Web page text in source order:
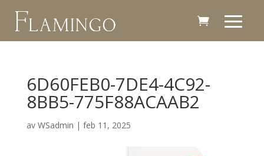
6D60FEB0-7DE4-4C92-
8BB5-775F88ACAAB2
av WSadmin | feb 11, 2025